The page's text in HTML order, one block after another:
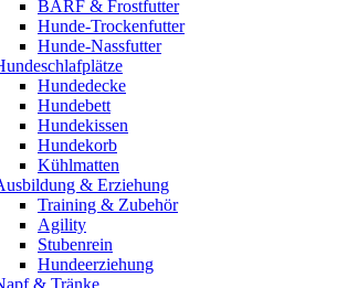
BARF & Frostfutter
Hunde-Trockenfutter
Hunde-Nassfutter
Hundedecke
Hundebett
Hundekissen
Hundekorb
Kühlmatten
& Erziehung
Training & Zubehör
Agility
Stubenrein
Hundeerziehung
& Tränke